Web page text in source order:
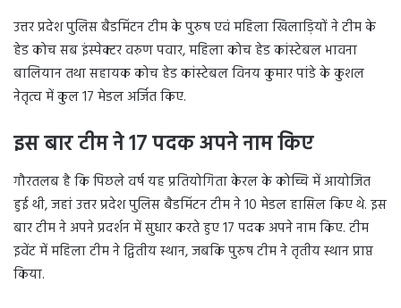
उत्तर प्रदेश पुलिस बैडमिंटन टीम के पुरुष एवं महिला खिलाड़ियों ने टीम के
हेड कोच सब इंस्पेक्टर वरुण पवार, महिला कोच हेड कांस्टेबल भावना
बालियान तथा सहायक कोच हेड कांस्टेबल विनय कुमार पांडे के कुशल
नेतृत्व में कुल 17 मेडल अर्जित किए.
इस बार टीम ने 17 पदक अपने नाम किए
गौरतलब है कि पिछले वर्ष यह प्रतियोगिता केरल के कोच्चि में आयोजित
हुई थी, जहां उत्तर प्रदेश पुलिस बैडमिंटन टीम ने 10 मेडल हासिल किए थे. इस
बार टीम ने अपने प्रदर्शन में सुधार करते हुए 17 पदक अपने नाम किए. टीम
इवेंट में महिला टीम ने द्वितीय स्थान, जबकि पुरुष टीम ने तृतीय स्थान प्राप्त
किया.